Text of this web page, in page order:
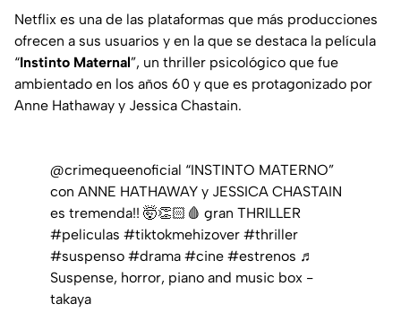
Netflix es una de las plataformas que más producciones
ofrecen a sus usuarios y en la que se destaca la película
“Instinto Maternal”, un thriller psicológico que fue
ambientado en los años 60 y que es protagonizado por
Anne Hathaway y Jessica Chastain.
@crimequeenoficial “INSTINTO MATERNO”
con ANNE HATHAWAY y JESSICA CHASTAIN
es tremenda!! 🤯👏🏻🩸 gran THRILLER
#peliculas #tiktokmehizover #thriller
#suspenso #drama #cine #estrenos ♬
Suspense, horror, piano and music box -
takaya